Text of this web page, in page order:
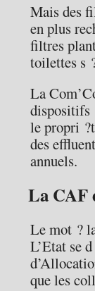
Mais des
en plus
filtres
toilettes s
La
dispositifs
le propri
des
annuels.
La CAF
Le mot ?
L’Etat se
que les